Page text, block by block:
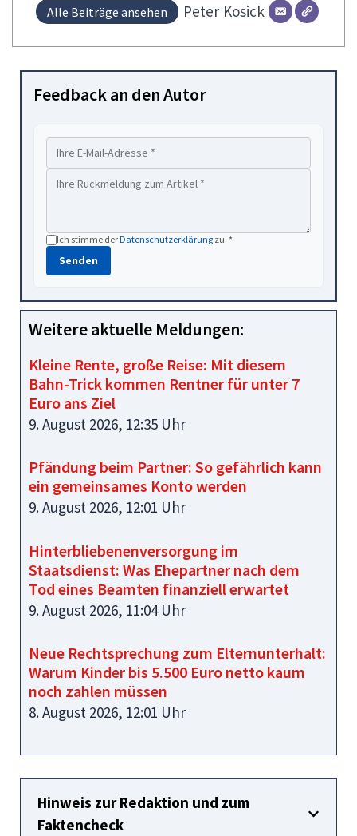
Alle Beiträge ansehen Peter Kosick
Feedback an den Autor
Ich stimme derDatenschutzerklärung zu. *
Senden
Weitere aktuelle Meldungen:
Kleine Rente, große Reise: Mit diesem
Bahn-Trick kommen Rentner für unter 7
Euro ans Ziel
9. August 2026, 12:35 Uhr
Pfändung beim Partner: So gefährlich kann
ein gemeinsames Konto werden
9. August 2026, 12:01 Uhr
Hinterbliebenenversorgung im
Staatsdienst: Was Ehepartner nach dem
Tod eines Beamten finanziell erwartet
9. August 2026, 11:04 Uhr
Neue Rechtsprechung zum Elternunterhalt:
Warum Kinder bis 5.500 Euro netto kaum
noch zahlen müssen
8. August 2026, 12:01 Uhr
Hinweis zur Redaktion und zum
Faktencheck